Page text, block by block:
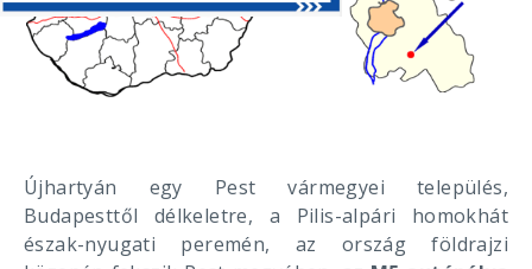
Újhartyán egy Pest vármegyei település,
Budapesttől délkeletre, a Pilis-alpári homokhát
észak-nyugati peremén, az ország földrajzi